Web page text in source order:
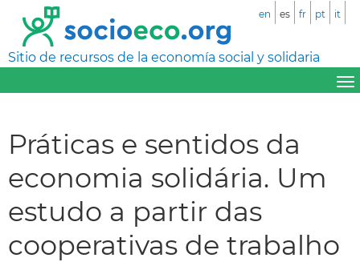
Sitio de recursos de la economía social y solidaria
en es fr pt it
Práticas e sentidos da
economia solidária. Um
estudo a partir das
cooperativas de trabalho